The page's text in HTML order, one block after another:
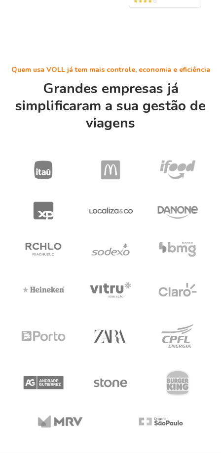
Quem usa VOLL já tem mais controle, economia e eficiência
Grandes empresas já
simplificaram a sua gestão de
viagens